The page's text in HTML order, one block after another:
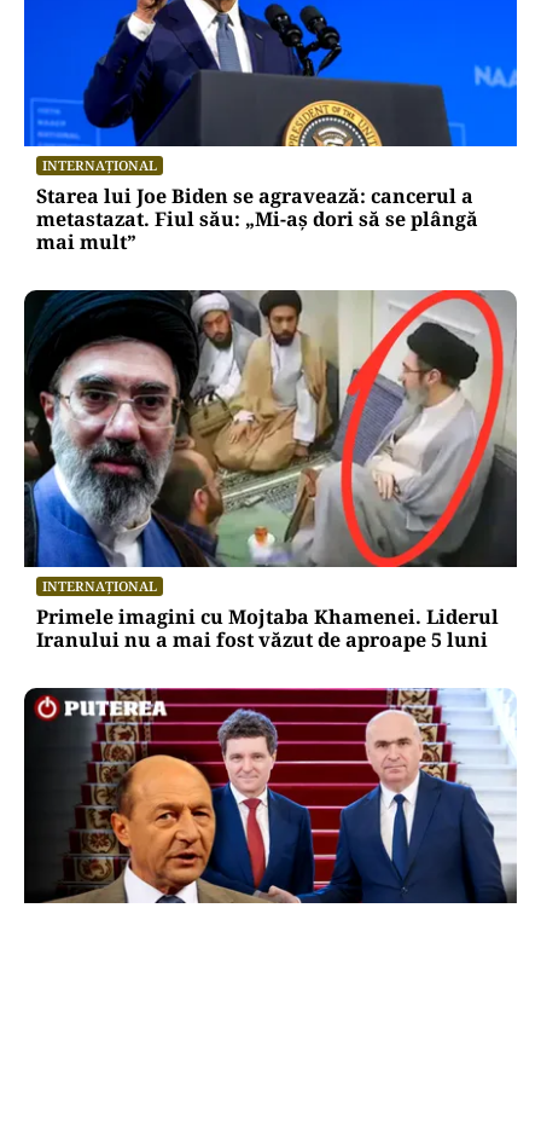
INTERNAȚIONAL
Starea lui Joe Biden se agravează: cancerul a
metastazat. Fiul său: „Mi-aș dori să se plângă
mai mult”
INTERNAȚIONAL
Primele imagini cu Mojtaba Khamenei. Liderul
Iranului nu a mai fost văzut de aproape 5 luni